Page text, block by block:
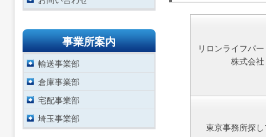
リロンライフパ
株式会社
東京事務所探
事業所案内
輸送事業部
倉庫事業部
宅配事業部
埼玉事業部